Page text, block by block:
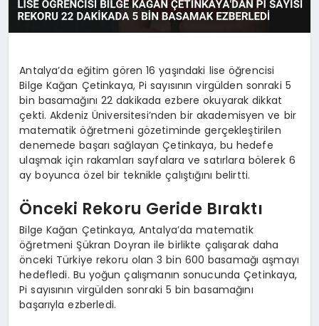
Antalya’da eğitim gören 16 yaşındaki lise öğrencisi
Bilge Kağan Çetinkaya, Pi sayısının virgülden sonraki 5
bin basamağını 22 dakikada ezbere okuyarak dikkat
çekti. Akdeniz Üniversitesi’nden bir akademisyen ve bir
matematik öğretmeni gözetiminde gerçekleştirilen
denemede başarı sağlayan Çetinkaya, bu hedefe
ulaşmak için rakamları sayfalara ve satırlara bölerek 6
ay boyunca özel bir teknikle çalıştığını belirtti.
Önceki Rekoru Geride Bıraktı
Bilge Kağan Çetinkaya, Antalya’da matematik
öğretmeni Şükran Doyran ile birlikte çalışarak daha
önceki Türkiye rekoru olan 3 bin 600 basamağı aşmayı
hedefledi. Bu yoğun çalışmanın sonucunda Çetinkaya,
Pi sayısının virgülden sonraki 5 bin basamağını
başarıyla ezberledi.